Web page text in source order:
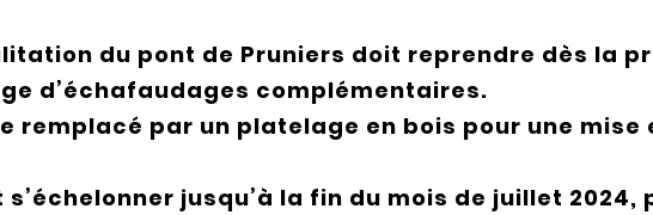
du pont de Pruniers doit reprendre dès la
d’échafaudages complémentaires.
remplacé par un platelage en bois pour une mise
jusqu’à la fin du mois de juillet 2024,